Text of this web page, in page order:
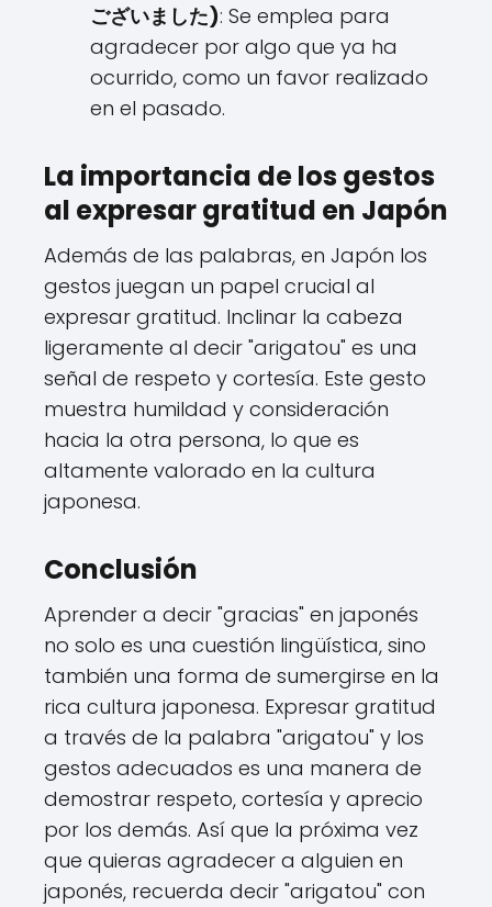
ございました): Se emplea para
agradecer por algo que ya ha
ocurrido, como un favor realizado
en el pasado.
La importancia de los gestos
al expresar gratitud en Japón
Además de las palabras, en Japón los
gestos juegan un papel crucial al
expresar gratitud. Inclinar la cabeza
ligeramente al decir "arigatou" es una
señal de respeto y cortesía. Este gesto
muestra humildad y consideración
hacia la otra persona, lo que es
altamente valorado en la cultura
japonesa.
Conclusión
Aprender a decir "gracias" en japonés
no solo es una cuestión lingüística, sino
también una forma de sumergirse en la
rica cultura japonesa. Expresar gratitud
a través de la palabra "arigatou" y los
gestos adecuados es una manera de
demostrar respeto, cortesía y aprecio
por los demás. Así que la próxima vez
que quieras agradecer a alguien en
japonés, recuerda decir "arigatou" con